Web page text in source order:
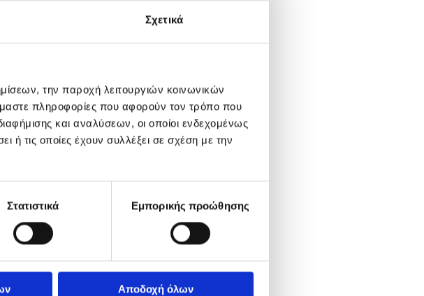
Σχετικά
την παροχή λειτουργιών κοινωνικών
πληροφορίες που αφορούν τον τρόπο που
και αναλύσεων, οι οποίοι ενδεχομένως
ή τις οποίες έχουν συλλέξει σε σχέση με την
Στατιστικά Εμπορικής προώθησης
Αποδοχή όλων
εξανθήματα ή κνίδωση.
και φαγούρα.
του
ρυτίδες, κηλίδες και θαμπάδα.